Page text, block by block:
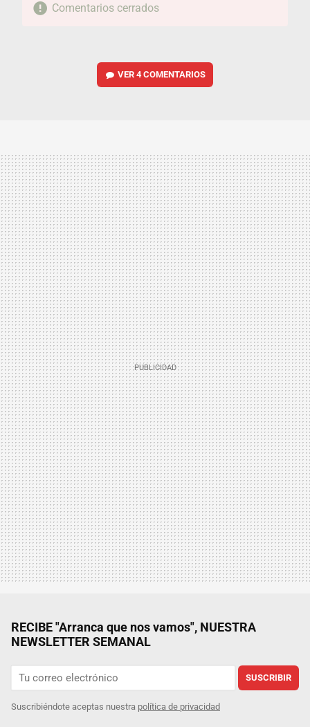
Comentarios cerrados
VER4 COMENTARIOS
RECIBE "Arranca que nos vamos", NUESTRA
NEWSLETTER SEMANAL
SUSCRIBIR
Suscribiéndote aceptas nuestra política de privacidad